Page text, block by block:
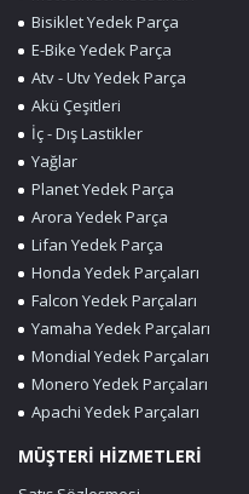
Bisiklet Yedek Parça
E-Bike Yedek Parça
Atv - Utv Yedek Parça
Akü Çeşitleri
İç - Dış Lastikler
Yağlar
Planet Yedek Parça
Arora Yedek Parça
Lifan Yedek Parça
Honda Yedek Parçaları
Falcon Yedek Parçaları
Yamaha Yedek Parçaları
Mondial Yedek Parçaları
Monero Yedek Parçaları
Apachi Yedek Parçaları
MÜŞTERİ HİZMETLERİ